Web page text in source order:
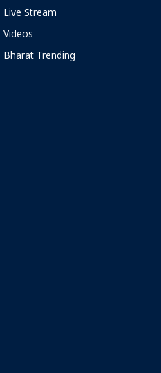
Live Stream
Videos
Bharat Trending